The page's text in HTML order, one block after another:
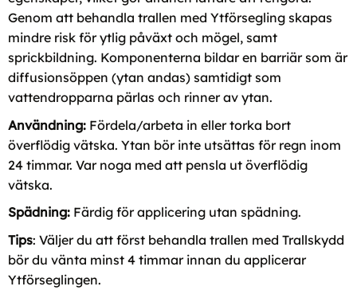
Genom att behandla trallen med Ytförsegling skapas
mindre risk för ytlig påväxt och mögel, samt
sprickbildning. Komponenterna bildar en barriär som är
diffusionsöppen (ytan andas) samtidigt som
vattendropparna pärlas och rinner av ytan.
Användning: Fördela/arbeta in eller torka bort
överflödig vätska. Ytan bör inte utsättas för regn inom
24 timmar. Var noga med att pensla ut överflödig
vätska.
Spädning: Färdig för applicering utan spädning.
Tips: Väljer du att först behandla trallen med Trallskydd
bör du vänta minst 4 timmar innan du applicerar
Ytförseglingen.